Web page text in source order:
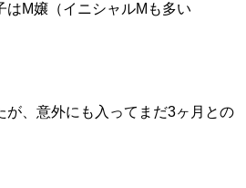
はM嬢（イニシャルMも多い
が、意外にも入ってまだ3ヶ月との